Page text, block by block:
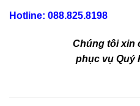
Hotline: 088.825.8198
Chúng tôi xin
phục vụ Quý